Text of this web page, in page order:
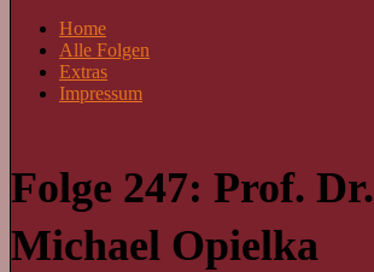
Home
Alle Folgen
Extras
Impressum
Folge 247: Prof. Dr.
Michael Opielka